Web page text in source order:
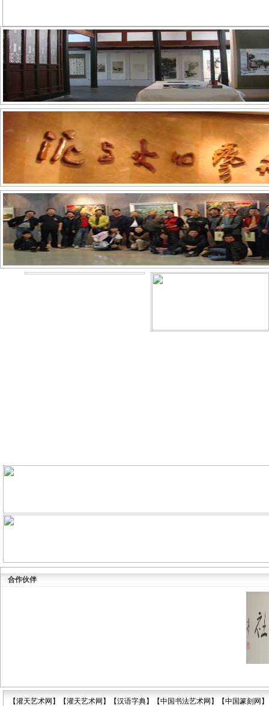
合作伙伴
【灌天艺术网】 【灌天艺术网】 【汉语字典】 【中国书法艺术网】 【中国篆刻网】